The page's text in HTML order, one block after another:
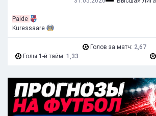
Paide
Kuressaare
Голов за матч: 2,67
Голы 1-й тайм: 1,33